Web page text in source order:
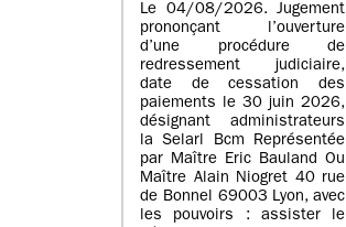
Le 04/08/2026. Jugement
prononçant l’ouverture
d’une procédure de
redressement judiciaire,
date de cessation des
paiements le 30 juin 2026,
désignant administrateurs
la Selarl Bcm Représentée
par Maître Eric Bauland Ou
Maître Alain Niogret 40 rue
de Bonnel 69003 Lyon, avec
les pouvoirs : assister le